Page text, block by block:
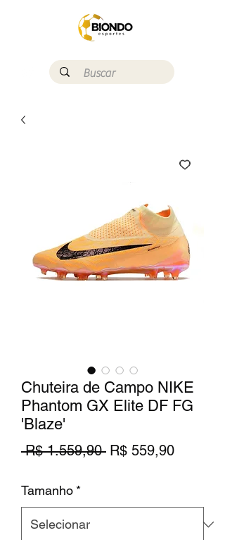
Chuteira de Campo NIKE
Phantom GX Elite DF FG
'Blaze'
R$ 1.559,90 Preço
R$ 559,90Preço
Tamanho *